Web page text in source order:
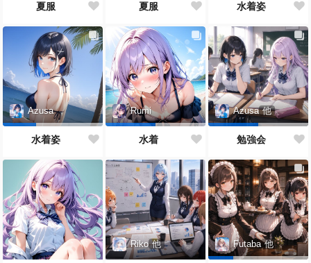
夏服 夏服 水着姿
Azusa
水着姿
Rumi
水着
Azusa 他
勉強会
Riko 他 Futaba 他